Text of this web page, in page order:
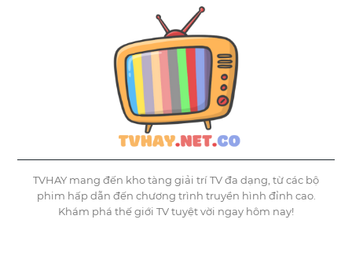
TVHAY mang đến kho tàng giải trí TV đa dạng, từ các bộ
phim hấp dẫn đến chương trình truyền hình đỉnh cao.
Khám phá thế giới TV tuyệt vời ngay hôm nay!